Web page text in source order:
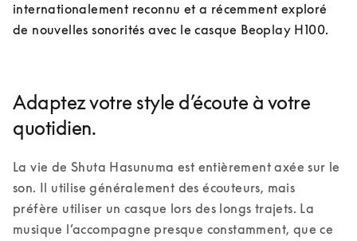
internationalement reconnu et a récemment exploré
de nouvelles sonorités avec le casque Beoplay H100.
Adaptez votre style d’écoute à votre
quotidien.
La vie de Shuta Hasunuma est entièrement axée sur le
son. Il utilise généralement des écouteurs, mais
préfère utiliser un casque lors des longs trajets. La
musique l’accompagne presque constamment, que ce